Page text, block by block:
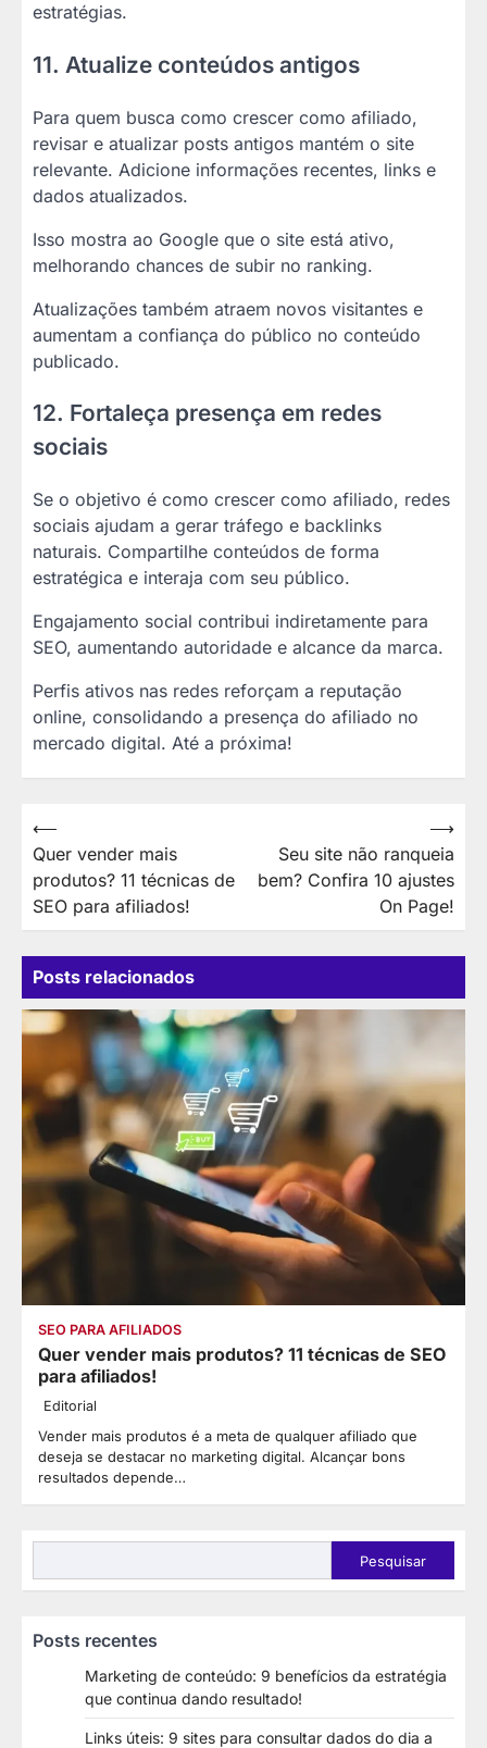
estratégias.
11. Atualize conteúdos antigos
Para quem busca como crescer como afiliado,
revisar e atualizar posts antigos mantém o site
relevante. Adicione informações recentes, links e
dados atualizados.
Isso mostra ao Google que o site está ativo,
melhorando chances de subir no ranking.
Atualizações também atraem novos visitantes e
aumentam a confiança do público no conteúdo
publicado.
12. Fortaleça presença em redes
sociais
Se o objetivo é como crescer como afiliado, redes
sociais ajudam a gerar tráfego e backlinks
naturais. Compartilhe conteúdos de forma
estratégica e interaja com seu público.
Engajamento social contribui indiretamente para
SEO, aumentando autoridade e alcance da marca.
Perfis ativos nas redes reforçam a reputação
online, consolidando a presença do afiliado no
mercado digital. Até a próxima!
Navegação
de
Post
⟵
Quer vender mais
produtos? 11 técnicas de
SEO para afiliados!
Seu site não ranqueia
bem? Confira 10 ajustes
On Page!
⟶
Posts relacionados
SEO PARA AFILIADOS
Quer vender mais produtos? 11 técnicas de SEO
para afiliados!
Editorial
Vender mais produtos é a meta de qualquer afiliado que
deseja se destacar no marketing digital. Alcançar bons
resultados depende…
Pesquisar
Posts recentes
Marketing de conteúdo: 9 benefícios da estratégia
que continua dando resultado!
Links úteis: 9 sites para consultar dados do dia a